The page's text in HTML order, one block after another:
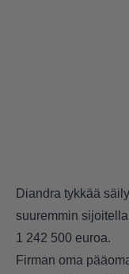
Diandra tykkää
suuremmin
1 242 500 euroa.
Firman oma